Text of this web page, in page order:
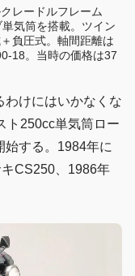
レードルフレーム
気筒を搭載。ツイン
負圧式。軸間距離は
18。当時の価格は37
わけにはいかなくな
ト250cc単気筒ロー
始する。1984年に
CS250、1986年